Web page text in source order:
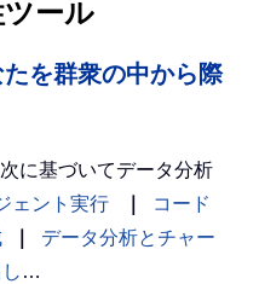
ール
を群衆の中から際
次に基づいてデータ分析
ェント実行
コード
データ分析とチャー
…